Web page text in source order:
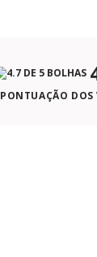
PONTUAÇÃO